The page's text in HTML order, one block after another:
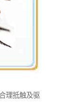
理抵触及驱